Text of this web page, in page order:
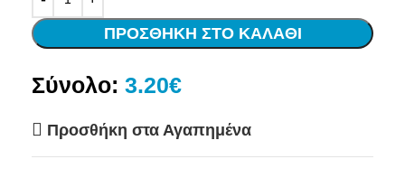
ΠΡΟΣΘΉΚΗ ΣΤΟ ΚΑΛΆΘΙ
Σύνολο: 3.20€
Προσθήκη στα Αγαπημένα